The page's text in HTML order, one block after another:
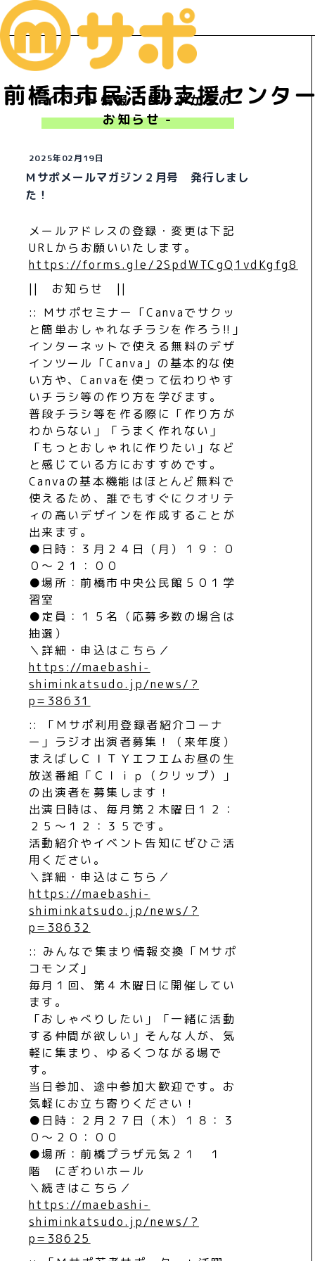
前橋市市民活動支援センタ
イベント情報 - Ｍサポからの
お知らせ -
2025年02月19日
Ｍサポメールマガジン２月号 発行しまし
た！
メールアドレスの登録・変更は下記
URLからお願いいたします。
https://forms.gle/2SpdWTCgQ1vdKgfg8
|| お知らせ ||
:: Ｍサポセミナー「Canvaでサクッ
と簡単おしゃれなチラシを作ろう!!」
インターネットで使える無料のデザ
インツール「Canva」の基本的な使
い方や、Canvaを使って伝わりやす
いチラシ等の作り方を学びます。
普段チラシ等を作る際に「作り方が
わからない」「うまく作れない」
「もっとおしゃれに作りたい」など
と感じている方におすすめです。
Canvaの基本機能はほとんど無料で
使えるため、誰でもすぐにクオリテ
ィの高いデザインを作成することが
出来ます。
●日時：３月２４日（月）１９：０
０〜２１：００
●場所：前橋市中央公民館５０１学
習室
●定員：１５名（応募多数の場合は
抽選）
＼詳細・申込はこちら／
https://maebashi-
shiminkatsudo.jp/news/?
p=38631
:: 「Ｍサポ利用登録者紹介コーナ
ー」ラジオ出演者募集！（来年度）
まえばしＣＩＴＹエフエムお昼の生
放送番組「Ｃｌｉｐ（クリップ）」
の出演者を募集します！
出演日時は、毎月第２木曜日１２：
２５〜１２：３５です。
活動紹介やイベント告知にぜひご活
用ください。
＼詳細・申込はこちら／
https://maebashi-
shiminkatsudo.jp/news/?
p=38632
:: みんなで集まり情報交換「Ｍサポ
コモンズ」
毎月１回、第４木曜日に開催してい
ます。
「おしゃべりしたい」「一緒に活動
する仲間が欲しい」そんな人が、気
軽に集まり、ゆるくつながる場で
す。
当日参加、途中参加大歓迎です。お
気軽にお立ち寄りください！
●日時：２月２７日（木）１８：３
０〜２０：００
●場所：前橋プラザ元気２１ １
階 にぎわいホール
＼続きはこちら／
https://maebashi-
shiminkatsudo.jp/news/?
p=38625